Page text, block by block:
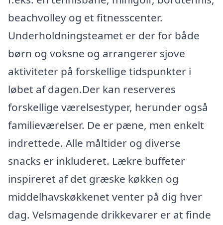
beachvolley og et fitnesscenter.
Underholdningsteamet er der for både
børn og voksne og arrangerer sjove
aktiviteter på forskellige tidspunkter i
løbet af dagen.Der kan reserveres
forskellige værelsestyper, herunder også
familieværelser. De er pæne, men enkelt
indrettede. Alle måltider og diverse
snacks er inkluderet. Lækre buffeter
inspireret af det græske køkken og
middelhavskøkkenet venter på dig hver
dag. Velsmagende drikkevarer er at finde